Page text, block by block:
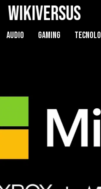
WikiVersus
AUDIO GAMING